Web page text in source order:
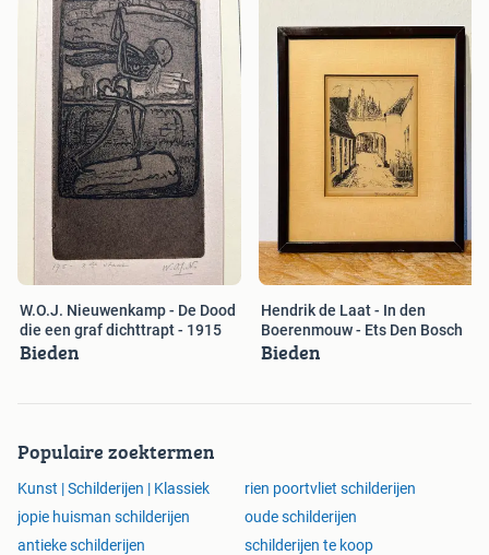
W.O.J. Nieuwenkamp - De Dood
die een graf dichttrapt - 1915
Bieden
Hendrik de Laat - In den
Boerenmouw - Ets Den Bosch
Bieden
Populaire zoektermen
Kunst | Schilderijen | Klassiek
rien poortvliet schilderijen
jopie huisman schilderijen
oude schilderijen
antieke schilderijen
schilderijen te koop